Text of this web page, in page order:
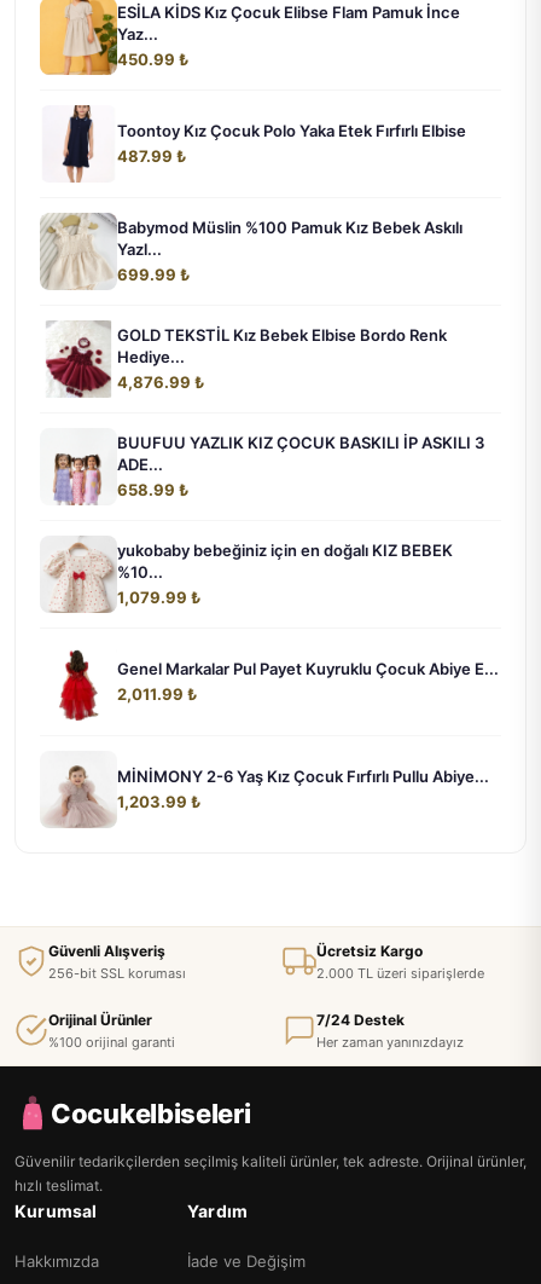
ESİLA KİDS Kız Çocuk Elibse Flam Pamuk İnce
Yaz...
450.99 ₺
Toontoy Kız Çocuk Polo Yaka Etek Fırfırlı Elbise
487.99 ₺
Babymod Müslin %100 Pamuk Kız Bebek Askılı
Yazl...
699.99 ₺
GOLD TEKSTİL Kız Bebek Elbise Bordo Renk
Hediye...
4,876.99 ₺
BUUFUU YAZLIK KIZ ÇOCUK BASKILI İP ASKILI 3
ADE...
658.99 ₺
yukobaby bebeğiniz için en doğalı KIZ BEBEK
%10...
1,079.99 ₺
Genel Markalar Pul Payet Kuyruklu Çocuk Abiye E...
2,011.99 ₺
MİNİMONY 2-6 Yaş Kız Çocuk Fırfırlı Pullu Abiye...
1,203.99 ₺
Güvenli Alışveriş
256-bit SSL koruması
Ücretsiz Kargo
2.000 TL üzeri siparişlerde
Orijinal Ürünler
%100 orijinal garanti
7/24 Destek
Her zaman yanınızdayız
Cocukelbiseleri
Güvenilir tedarikçilerden seçilmiş kaliteli ürünler, tek adreste. Orijinal ürünler,
hızlı teslimat.
Kurumsal
Hakkımızda
Yardım
İade ve Değişim